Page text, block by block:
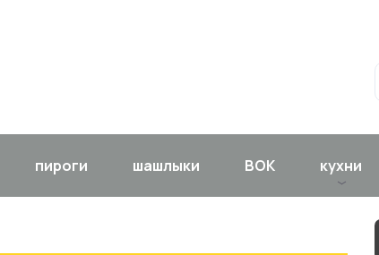
пироги шашлыки ВОК кухни